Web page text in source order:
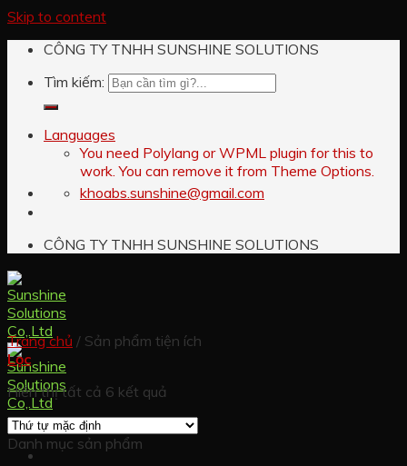
Skip to content
CÔNG TY TNHH SUNSHINE SOLUTIONS
Tìm kiếm:
Languages
You need Polylang or WPML plugin for this to
work. You can remove it from Theme Options.
khoabs.sunshine@gmail.com
CÔNG TY TNHH SUNSHINE SOLUTIONS
Trang chủ / Sản phẩm tiện ích
Lọc
Hiển thị tất cả 6 kết quả
Danh mục sản phẩm